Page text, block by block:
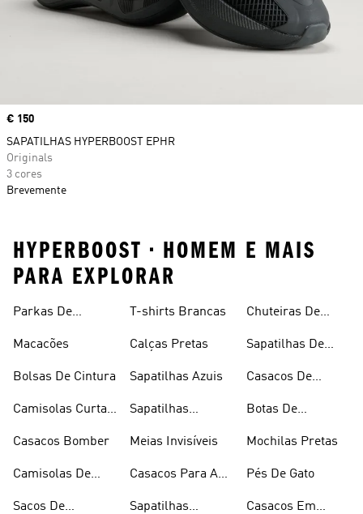
Price
€ 150
SAPATILHAS HYPERBOOST EPHR
Originals
3 cores
Brevemente
HYPERBOOST • HOMEM E MAIS
PARA EXPLORAR
Parkas De
Macacões
Bolsas De Cintura
Camisolas Curtas
Casacos Bomber
Camisolas De
Sacos De
T-shirts Brancas
Calças Pretas
Sapatilhas Azuis
Sapatilhas
Meias Invisíveis
Casacos Para A
Sapatilhas
Chuteiras De
Sapatilhas De
Casacos De
Botas De
Mochilas Pretas
Pés De Gato
Casacos Em